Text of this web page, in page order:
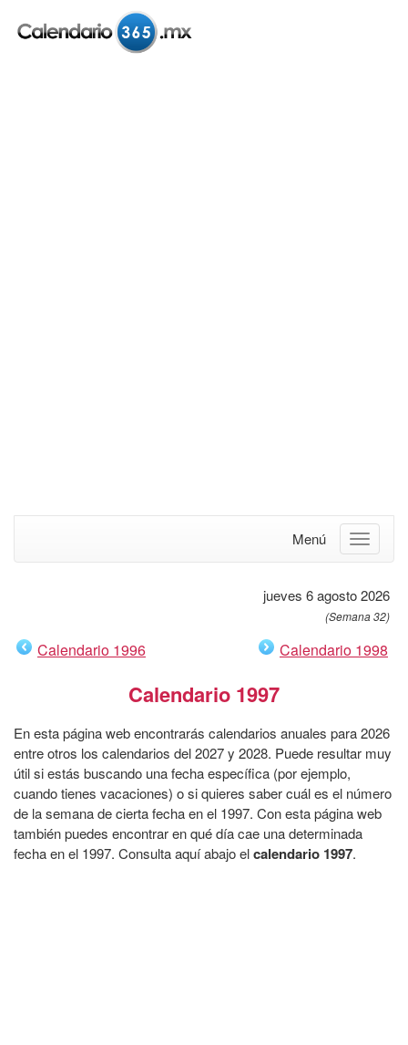
Menú
jueves 6 agosto 2026
(Semana 32)
Calendario 1996 Calendario 1998
Calendario 1997
En esta página web encontrarás calendarios anuales para 2026
entre otros los calendarios del 2027 y 2028. Puede resultar muy
útil si estás buscando una fecha específica (por ejemplo,
cuando tienes vacaciones) o si quieres saber cuál es el número
de la semana de cierta fecha en el 1997. Con esta página web
también puedes encontrar en qué día cae una determinada
fecha en el 1997. Consulta aquí abajo elcalendario 1997.